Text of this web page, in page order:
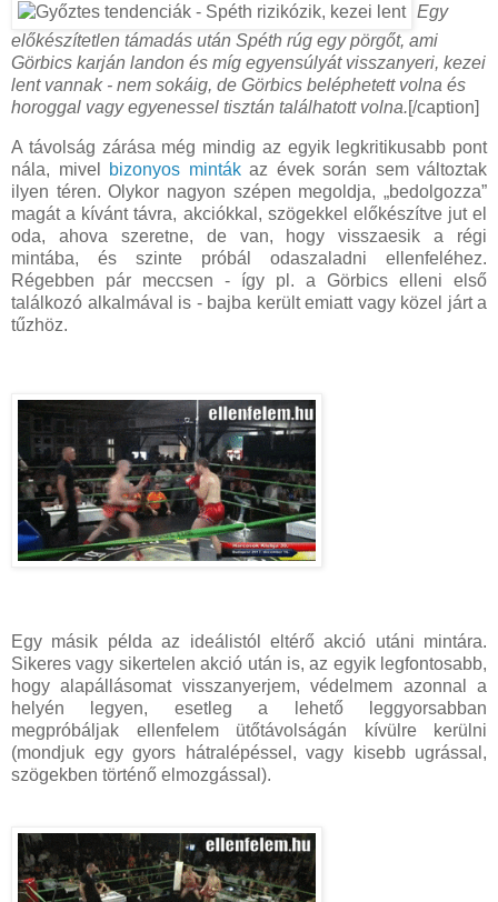
Egy
előkészítetlen támadás után Spéth rúg egy pörgőt, ami
Görbics karján landon és míg egyensúlyát visszanyeri, kezei
lent vannak - nem sokáig, de Görbics beléphetett volna és
horoggal vagy egyenessel tisztán találhatott volna.[/caption]
A távolság zárása még mindig az egyik legkritikusabb pont
nála, mivel
bizonyos mintákaz évek során sem változtak
ilyen téren. Olykor nagyon szépen megoldja, „bedolgozza”
magát a kívánt távra, akciókkal, szögekkel előkészítve jut el
oda, ahova szeretne, de van, hogy visszaesik a régi
mintába, és szinte próbál odaszaladni ellenfeléhez.
Régebben pár meccsen - így pl. a Görbics elleni első
találkozó alkalmával is - bajba került emiatt vagy közel járt a
tűzhöz.
Egy másik példa az ideálistól eltérő akció utáni mintára.
Sikeres vagy sikertelen akció után is, az egyik legfontosabb,
hogy alapállásomat visszanyerjem, védelmem azonnal a
helyén legyen, esetleg a lehető leggyorsabban
megpróbáljak ellenfelem ütőtávolságán kívülre kerülni
(mondjuk egy gyors hátralépéssel, vagy kisebb ugrással,
szögekben történő elmozgással).